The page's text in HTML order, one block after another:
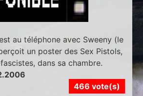
au téléphone avec Sweeny (le
un poster des Sex Pistols,
dans sa chambre.
466 vote(s)